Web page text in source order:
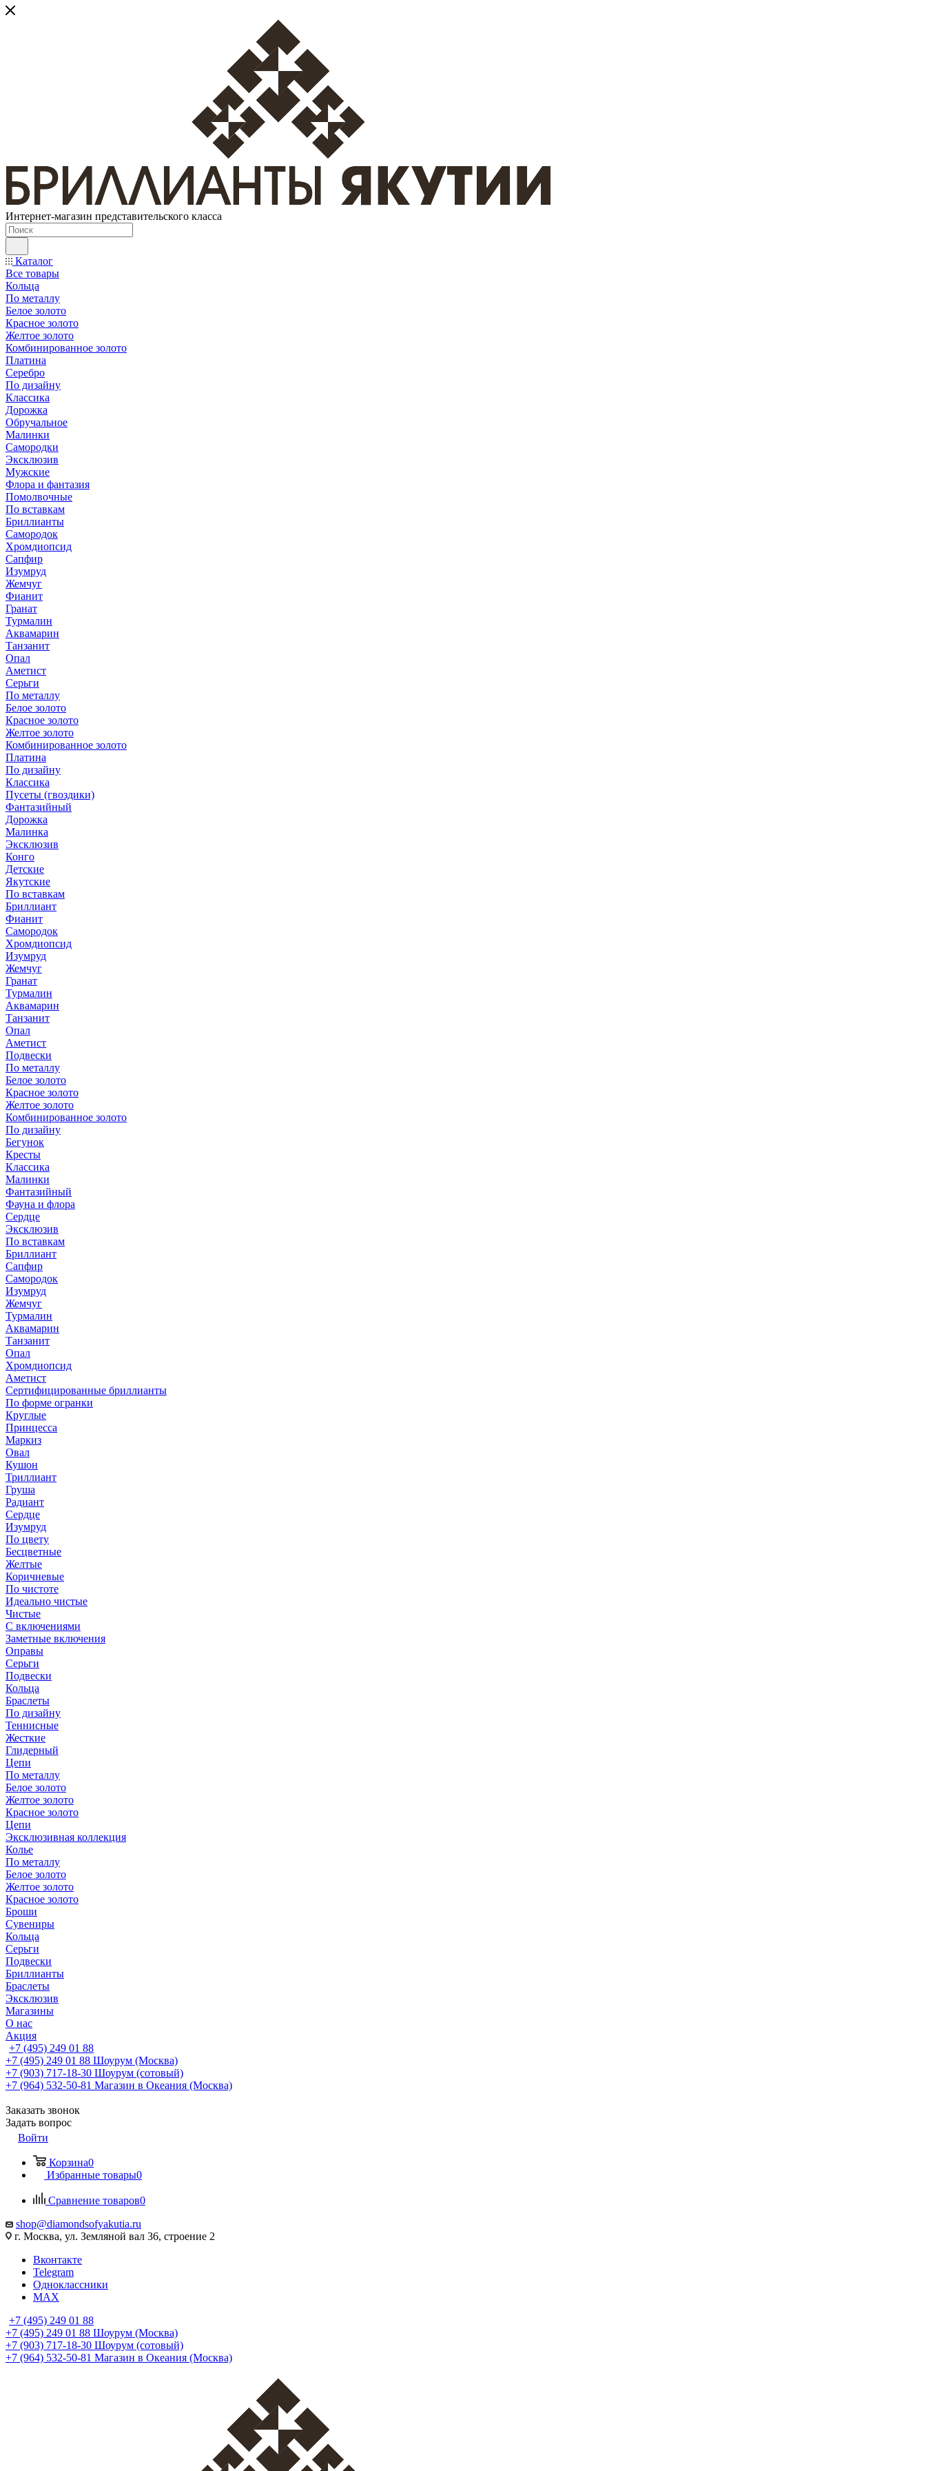
Интернет-магазин представительского класса
Каталог
Все товары
Кольца
По металлу
Белое золото
Красное золото
Желтое золото
Комбинированное золото
Платина
Серебро
По дизайну
Классика
Дорожка
Обручальное
Малинки
Самородки
Эксклюзив
Мужские
Флора и фантазия
Помолвочные
По вставкам
Бриллианты
Самородок
Хромдиопсид
Сапфир
Изумруд
Жемчуг
Фианит
Гранат
Турмалин
Аквамарин
Танзанит
Опал
Аметист
Серьги
По металлу
Белое золото
Красное золото
Желтое золото
Комбинированное золото
Платина
По дизайну
Классика
Пусеты (гвоздики)
Фантазийный
Дорожка
Малинка
Эксклюзив
Конго
Детские
Якутские
По вставкам
Бриллиант
Фианит
Самородок
Хромдиопсид
Изумруд
Жемчуг
Гранат
Турмалин
Аквамарин
Танзанит
Опал
Аметист
Подвески
По металлу
Белое золото
Красное золото
Желтое золото
Комбинированное золото
По дизайну
Бегунок
Кресты
Классика
Малинки
Фантазийный
Фауна и флора
Сердце
Эксклюзив
По вставкам
Бриллиант
Сапфир
Самородок
Изумруд
Жемчуг
Турмалин
Аквамарин
Танзанит
Опал
Хромдиопсид
Аметист
Сертифицированные бриллианты
По форме огранки
Круглые
Принцесса
Маркиз
Овал
Кушон
Триллиант
Груша
Радиант
Сердце
Изумруд
По цвету
Бесцветные
Желтые
Коричневые
По чистоте
Идеально чистые
Чистые
С включениями
Заметные включения
Оправы
Серьги
Подвески
Кольца
Браслеты
По дизайну
Теннисные
Жесткие
Глидерный
Цепи
По металлу
Белое золото
Желтое золото
Красное золото
Цепи
Эксклюзивная коллекция
Колье
По металлу
Белое золото
Желтое золото
Красное золото
Броши
Сувениры
Кольца
Серьги
Подвески
Бриллианты
Браслеты
Эксклюзив
Магазины
О нас
Акция
+7 (495) 249 01 88
+7 (495) 249 01 88 Шоурум (Москва)
+7 (903) 717-18-30 Шоурум (сотовый)
+7 (964) 532-50-81 Магазин в Океания (Москва)
Заказать звонок
Задать вопрос
Войти
Корзина0
Избранные товары0
Сравнение товаров0
shop@diamondsofyakutia.ru
г. Москва, ул. Земляной вал 36, строение 2
Вконтакте
Telegram
Одноклассники
MAX
+7 (495) 249 01 88
+7 (495) 249 01 88 Шоурум (Москва)
+7 (903) 717-18-30 Шоурум (сотовый)
+7 (964) 532-50-81 Магазин в Океания (Москва)